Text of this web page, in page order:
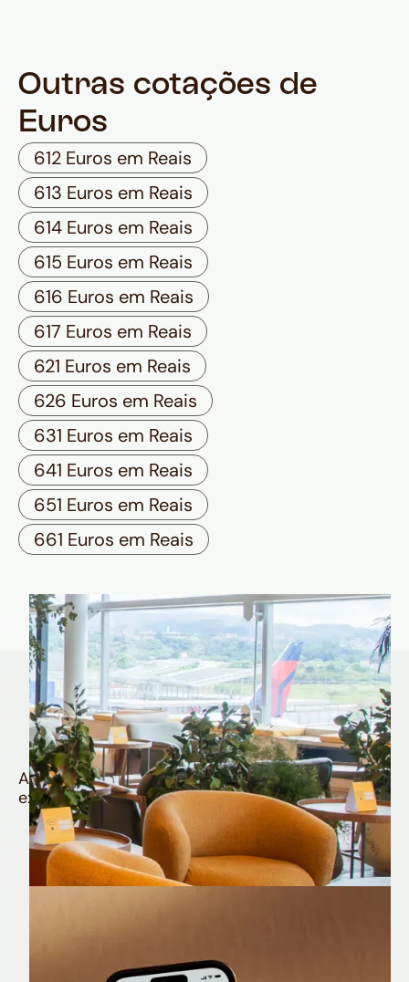
Outras cotações de
Euros
612 Euros em Reais
613 Euros em Reais
614 Euros em Reais
615 Euros em Reais
616 Euros em Reais
617 Euros em Reais
621 Euros em Reais
626 Euros em Reais
631 Euros em Reais
641 Euros em Reais
651 Euros em Reais
661 Euros em Reais
Quem é Nomad tem
muito mais
Aproveite todos os benefícios e vantagens
exclusivas da sua Conta Internacional